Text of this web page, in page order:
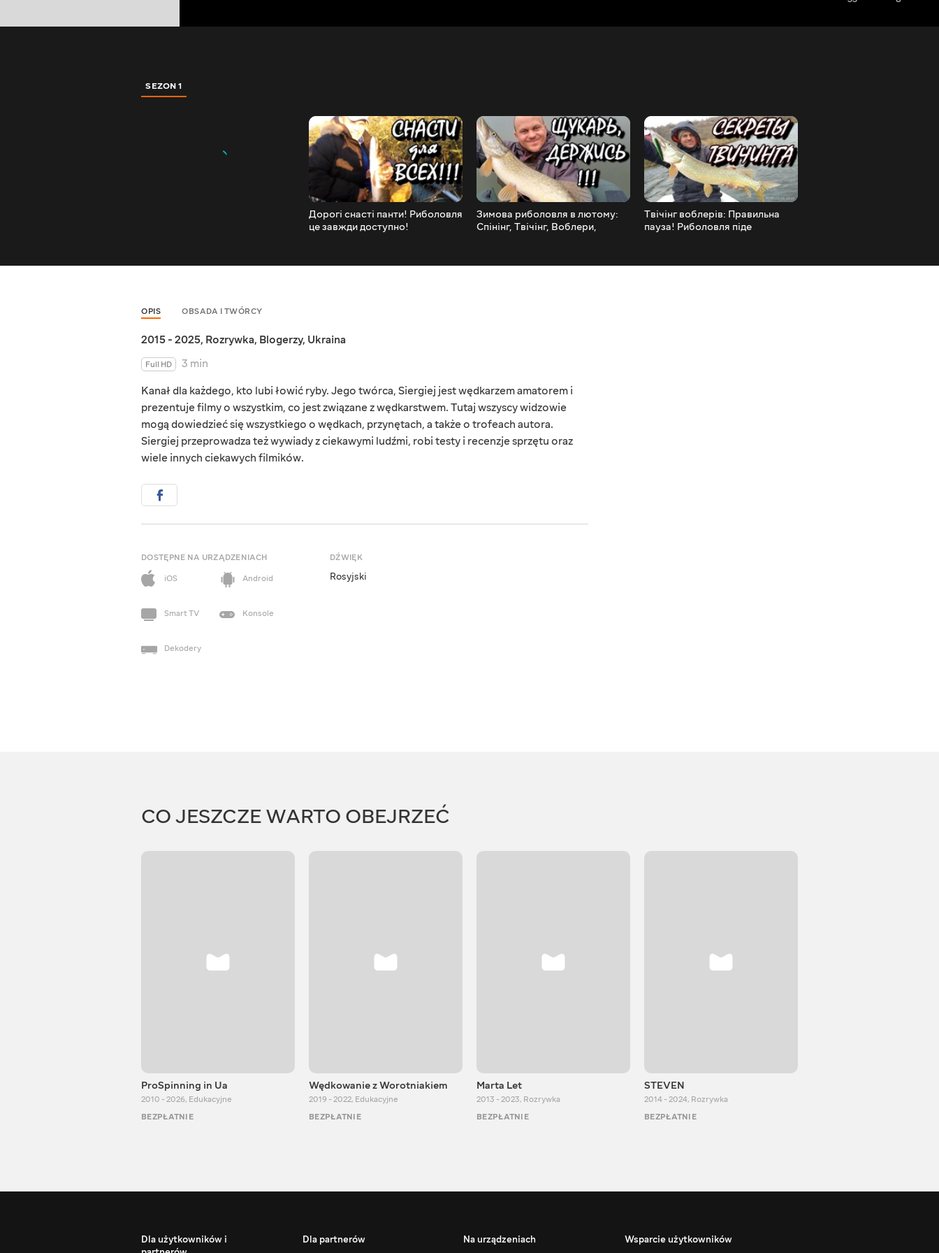
SEZON 1
Дорогі снасті панти! Риболовля
це завжди доступно!
Зимова риболовля в лютому:
Спінінг, Твічінг, Воблери,
Твічінг воблерів: Правильна
пауза! Риболовля піде
OPIS OBSADA I TWÓRCY
2015 - 2025, Rozrywka, Blogerzy, Ukraina
Full HD
3 min
Kanał dla każdego, kto lubi łowić ryby. Jego twórca, Siergiej jest wędkarzem amatorem i
prezentuje filmy o wszystkim, co jest związane z wędkarstwem. Tutaj wszyscy widzowie
mogą dowiedzieć się wszystkiego o wędkach, przynętach, a także o trofeach autora.
Siergiej przeprowadza też wywiady z ciekawymi ludźmi, robi testy i recenzje sprzętu oraz
wiele innych ciekawych filmików.
DOSTĘPNE NA URZĄDZENIACH
iOS
Android
Smart TV Konsole
Dekodery
DŹWIĘK
Rosyjski
CO JESZCZE WARTO OBEJRZEĆ
ProSpinning in Ua
2010 - 2026, Edukacyjne
BEZPŁATNIE
Wędkowanie z Worotniakiem
2019 - 2022, Edukacyjne
BEZPŁATNIE
Marta Let
2013 - 2023, Rozrywka
BEZPŁATNIE
STEVEN
2014 - 2024, Rozrywka
BEZPŁATNIE
Dla użytkowników i
Dla partnerów Na urządzeniach Wsparcie użytkowników